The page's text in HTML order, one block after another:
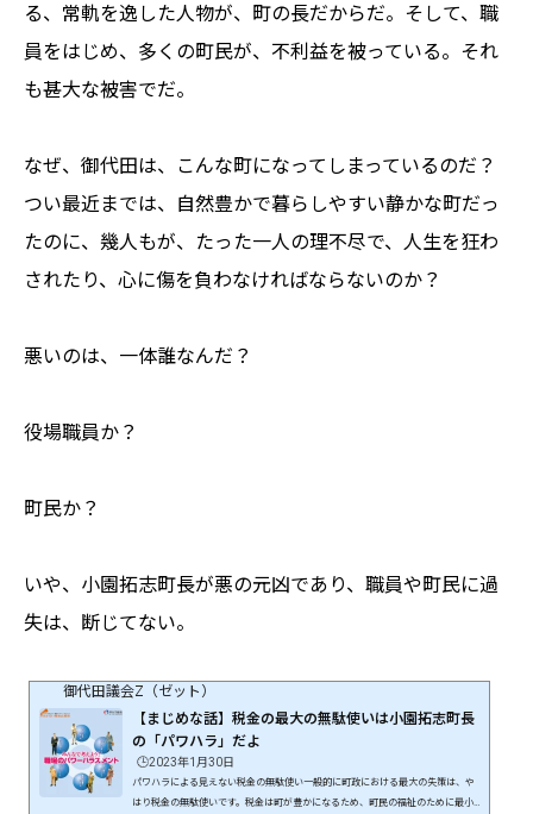
る、常軌を逸した人物が、町の長だからだ。そして、職
員をはじめ、多くの町民が、不利益を被っている。それ
も甚大な被害でだ。
なぜ、御代田は、こんな町になってしまっているのだ？
つい最近までは、自然豊かで暮らしやすい静かな町だっ
たのに、幾人もが、たった一人の理不尽で、人生を狂わ
されたり、心に傷を負わなければならないのか？
悪いのは、一体誰なんだ？
役場職員か？
町民か？
いや、小園拓志町長が悪の元凶であり、職員や町民に過
失は、断じてない。
御代田議会Z（ゼット）
【まじめな話】税金の最大の無駄使いは小園拓志町長
の「パワハラ」だよ
🕒️2023年1月30日
パワハラによる見えない税金の無駄使い一般的に町政における最大の失策は、や
はり税金の無駄使いです。税金は町が豊かになるため、町民の福祉のために最小